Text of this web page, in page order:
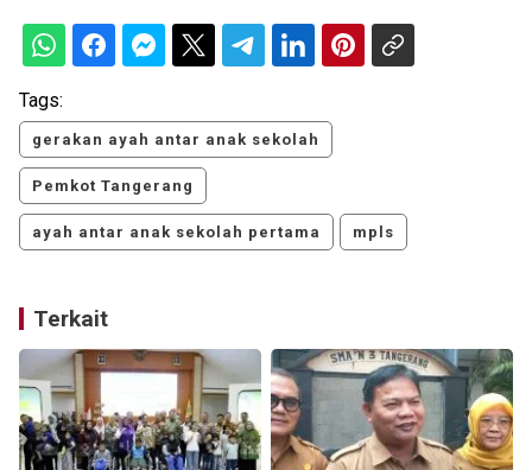
Tags:
gerakan ayah antar anak sekolah
Pemkot Tangerang
ayah antar anak sekolah pertama mpls
Terkait